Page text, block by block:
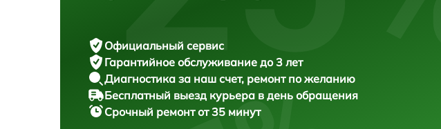
Официальный сервис
Гарантийное обслуживание до 3 лет
Диагностика за наш счет, ремонт по желанию
Бесплатный выезд курьера в день обращения
Срочный ремонтот 35 минут